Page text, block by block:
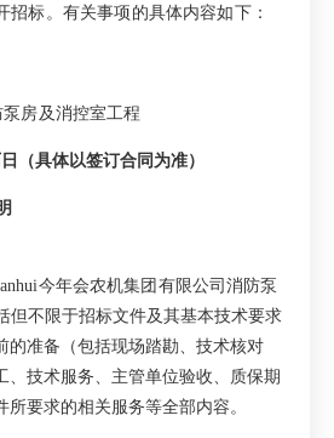
标。有关事项的具体内容如下：
泵房及消控室工程
（具体以签订合同为准）
今年会农机集团有限公司消防泵
括但不限于招标文件及其基本技术要求
的准备（包括现场踏勘、技术核对
、技术服务、主管单位验收、质保期
要求的相关服务等全部内容。